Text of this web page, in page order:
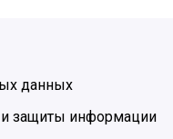
данных
и защиты информации